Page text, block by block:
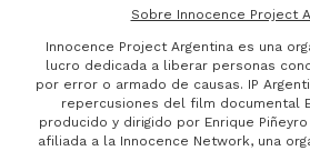
Sobre Innocence Project
Innocence Project Argentina es una
lucro dedicada a liberar personas
por error o armado de causas. IP
repercusiones del film documental
producido y dirigido por Enrique
afiliada a la Innocence Network, una